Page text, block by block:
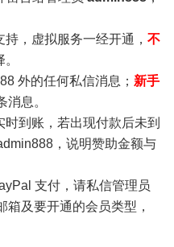
持，虚拟服务一经开通， 不
外的任何私信消息； 新手
消息。
到账，若出现付款后未到
，说明赞助金额与
支付，请私信管理员
及要开通的会员类型，